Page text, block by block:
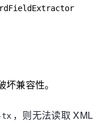
兼容性。
tx ，则无法读取 XML